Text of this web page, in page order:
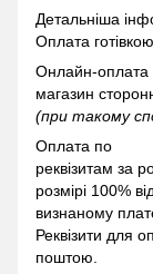
Детальніша
Оплата
Онлайн-оплата
магазин
(при такому
Оплата по
реквізитам за
розмірі 100%
визнаному
Реквізити для
поштою.